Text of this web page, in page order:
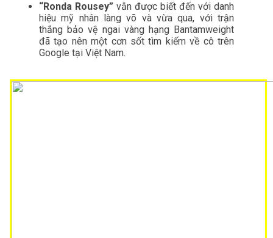
“Ronda Rousey” vẫn được biết đến với danh
hiệu mỹ nhân làng võ và vừa qua, với trận
thắng bảo vệ ngai vàng hạng Bantamweight
đã tạo nên một cơn sốt tìm kiếm về cô trên
Google tại Việt Nam.